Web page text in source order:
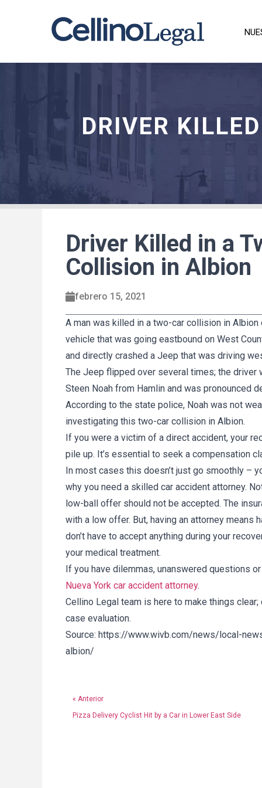
DRIVER
Driver Killed in a
Collision in Albion
febrero 15, 2021
A man was killed in a two-car collision in Albion
vehicle that was going eastbound on West
and directly crashed a Jeep that was driving
The Jeep flipped over several times; the
Steen Noah from Hamlin and was pronounced
According to the state police, Noah was not
investigating this two-car collision in Albion.
If you were a victim of a direct accident, your
pile up. It’s essential to seek a compensation
In most cases this doesn’t just go smoothly –
why you need a skilled car accident attorney.
low-ball offer should not be accepted. The
with a low offer. But, having an attorney means
don’t have to accept anything during your
your medical treatment.
If you have dilemmas, unanswered questions
Nueva York car accident attorney.
Cellino Legal team is here to make things
case evaluation.
Source: https://www.wivb.com/news/local-
albion/
« Anterior
Pizza Delivery Cyclist Hit by a Car in Lower East Side